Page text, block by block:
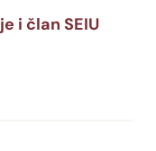
i član SEIU